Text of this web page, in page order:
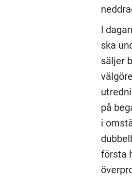
I
ska
säljer
på
i
första